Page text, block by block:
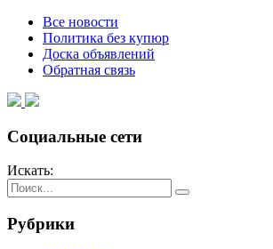
Все новости
Политика без купюр
Доска объявлений
Обратная связь
Социальные сети
Искать:
Рубрики